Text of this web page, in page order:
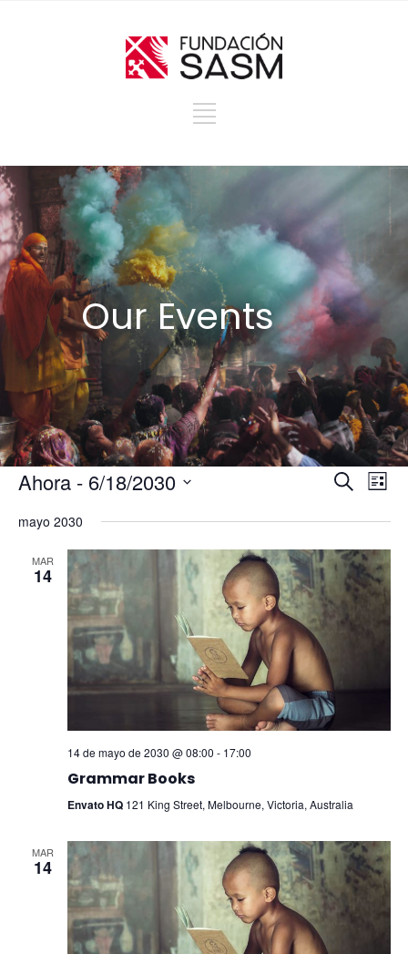
Our Events
de
y
vistas
de
Buscarde
Lista
Ahora - 6/18/2030
fecha.
mayo 2030
MAR
14
14 de mayo de 2030 @ 08:00 - 17:00
Grammar Books
Envato HQ 121 King Street, Melbourne, Victoria, Australia
MAR
14